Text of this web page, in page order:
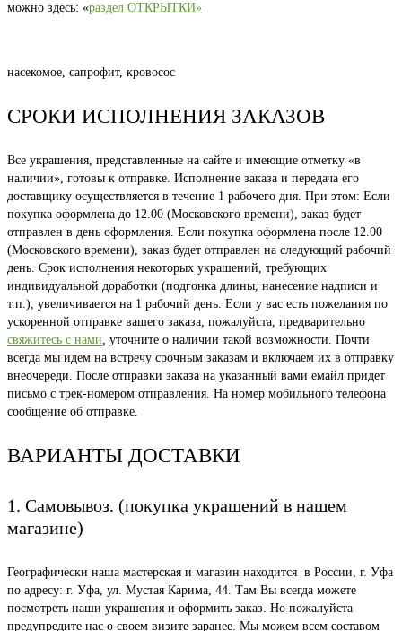
можно здесь: «раздел ОТКРЫТКИ»
насекомое, сапрофит, кровосос
СРОКИ ИСПОЛНЕНИЯ ЗАКАЗОВ
Все украшения, представленные на сайте и имеющие отметку «в
наличии», готовы к отправке. Исполнение заказа и передача его
доставщику осуществляется в течение 1 рабочего дня. При этом: Если
покупка оформлена до 12.00 (Московского времени), заказ будет
отправлен в день оформления. Если покупка оформлена после 12.00
(Московского времени), заказ будет отправлен на следующий рабочий
день. Срок исполнения некоторых украшений, требующих
индивидуальной доработки (подгонка длины, нанесение надписи и
т.п.), увеличивается на 1 рабочий день. Если у вас есть пожелания по
ускоренной отправке вашего заказа, пожалуйста, предварительно
свяжитесь с нами, уточните о наличии такой возможности. Почти
всегда мы идем на встречу срочным заказам и включаем их в отправку
внеочереди. После отправки заказа на указанный вами емайл придет
письмо с трек-номером отправления. На номер мобильного телефона
сообщение об отправке.
ВАРИАНТЫ ДОСТАВКИ
1. Самовывоз. (покупка украшений в нашем
магазине)
Географически наша мастерская и магазин находится в России, г. Уфа
по адресу: г. Уфа, ул. Мустая Карима, 44. Там Вы всегда можете
посмотреть наши украшения и оформить заказ. Но пожалуйста
предупредите нас о своем визите заранее. Мы можем всем составом